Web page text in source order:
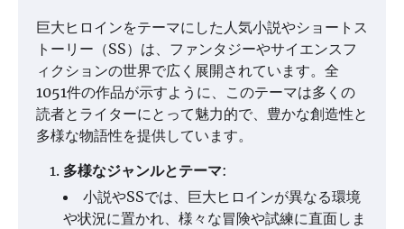
巨大ヒロインをテーマにした人気小説やショートス
トーリー（SS）は、ファンタジーやサイエンスフ
ィクションの世界で広く展開されています。全
1051件の作品が示すように、このテーマは多くの
読者とライターにとって魅力的で、豊かな創造性と
多様な物語性を提供しています。
多様なジャンルとテーマ:
小説やSSでは、巨大ヒロインが異なる環境
や状況に置かれ、様々な冒険や試練に直面しま